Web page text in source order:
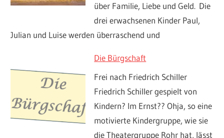
über Familie, Liebe und Geld. Die
drei erwachsenen Kinder Paul,
Julian und Luise werden überraschend und
Die Bürgschaft
Frei nach Friedrich Schiller
Friedrich Schiller gespielt von
Kindern? Im Ernst?? Ohja, so eine
motivierte Kindergruppe, wie sie
die Theatergruppe Rohr hat, lässt